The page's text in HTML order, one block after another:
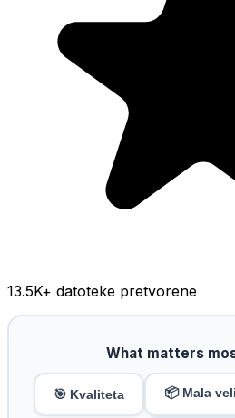
13.5K+ datoteke pretvorene
What matters
🎯 Kvaliteta 📦 Mala